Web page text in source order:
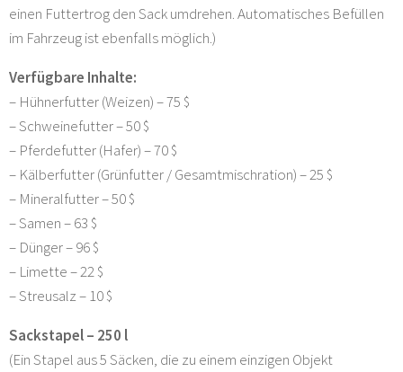
einen Futtertrog den Sack umdrehen. Automatisches Befüllen
im Fahrzeug ist ebenfalls möglich.)
Verfügbare Inhalte:
– Hühnerfutter (Weizen) – 75 $
– Schweinefutter – 50 $
– Pferdefutter (Hafer) – 70 $
– Kälberfutter (Grünfutter / Gesamtmischration) – 25 $
– Mineralfutter – 50 $
– Samen – 63 $
– Dünger – 96 $
– Limette – 22 $
– Streusalz – 10 $
Sackstapel – 250 l
(Ein Stapel aus 5 Säcken, die zu einem einzigen Objekt